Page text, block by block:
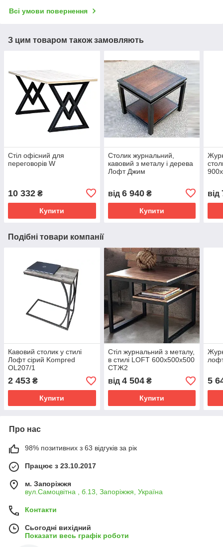
Всі умови повернення
З цим товаром також замовляють
Стіл офісний для
переговорів W
10 332 ₴
Купити
Столик журнальний,
кавовий з металу і дерева
Лофт Джим
від 6 940₴
Купити
від
Подібні товари компанії
Кавовий столик у стилі
Лофт сірий Kompred
OL207/1
2 453 ₴
Купити
Стіл журнальний з металу,
в стилі LOFT 600х500х500
СТЖ2
від 4 504₴
Купити
5
Про нас
98% позитивних з 63 відгуків за рік
Працює з 23.10.2017
м. Запоріжжя
вул.Самоцвітна , б.13, Запоріжжя, Україна
Контакти
Сьогодні вихідний
Показати весь графік роботи